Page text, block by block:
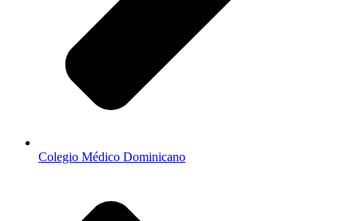
Colegio Médico Dominicano